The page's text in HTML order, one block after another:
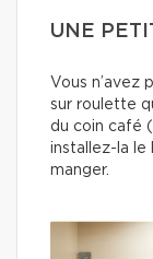
UNE
Vous n’avez
sur roulette
du coin café
installez-la le
manger.